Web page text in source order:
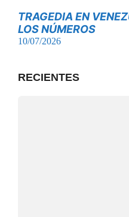
TRAGEDIA EN
LOS NÚMEROS
10/07/2026
RECIENTES